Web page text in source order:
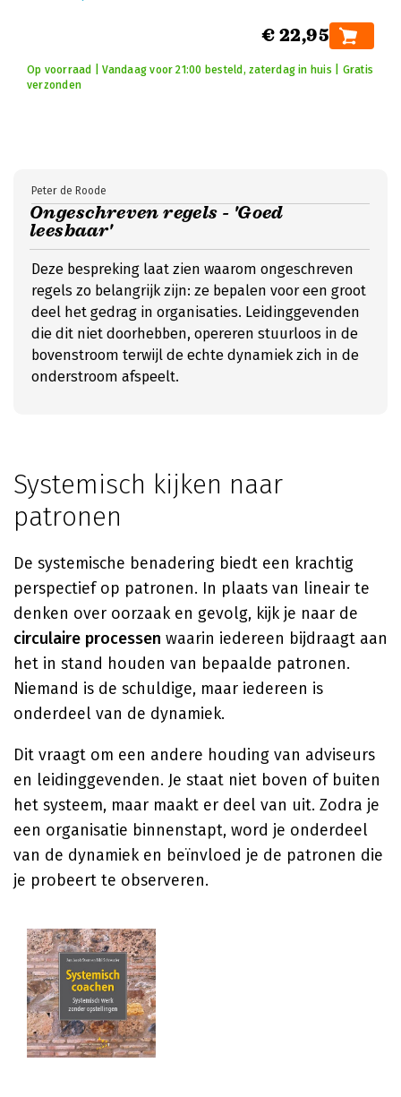
€ 22,95
Op voorraad | Vandaag voor 21:00 besteld, zaterdag in huis | Gratis
verzonden
Ongeschreven regels - 'Goed
leesbaar'
Peter de Roode
Deze bespreking laat zien waarom ongeschreven
regels zo belangrijk zijn: ze bepalen voor een groot
deel het gedrag in organisaties. Leidinggevenden
die dit niet doorhebben, opereren stuurloos in de
bovenstroom terwijl de echte dynamiek zich in de
onderstroom afspeelt.
Systemisch kijken naar
patronen
De systemische benadering biedt een krachtig
perspectief op patronen. In plaats van lineair te
denken over oorzaak en gevolg, kijk je naar de
circulaire processen waarin iedereen bijdraagt aan
het in stand houden van bepaalde patronen.
Niemand is de schuldige, maar iedereen is
onderdeel van de dynamiek.
Dit vraagt om een andere houding van adviseurs
en leidinggevenden. Je staat niet boven of buiten
het systeem, maar maakt er deel van uit. Zodra je
een organisatie binnenstapt, word je onderdeel
van de dynamiek en beïnvloed je de patronen die
je probeert te observeren.